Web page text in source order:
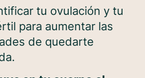
tu ovulación y tu
para aumentar las
de quedarte